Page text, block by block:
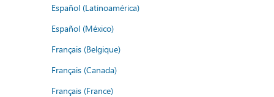
Español (Latinoamérica)
Español (México)
Français (Belgique)
Français (Canada)
Français (France)